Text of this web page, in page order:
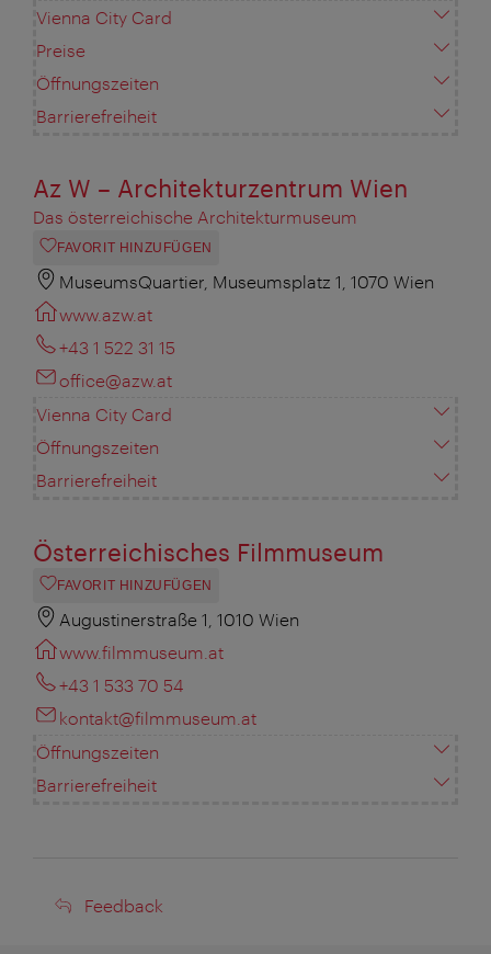
Vienna City Card
Preise
Öffnungszeiten
Barrierefreiheit
Az W – Architekturzentrum Wien
Das österreichische Architekturmuseum
FAVORIT HINZUFÜGEN
MuseumsQuartier, Museumsplatz 1, 1070 Wien
www.azw.at
+43 1 522 31 15
office@azw.at
Vienna City Card
Öffnungszeiten
Barrierefreiheit
Österreichisches Filmmuseum
FAVORIT HINZUFÜGEN
Augustinerstraße 1, 1010 Wien
www.filmmuseum.at
+43 1 533 70 54
kontakt@filmmuseum.at
Öffnungszeiten
Barrierefreiheit
Feedback
Feedback